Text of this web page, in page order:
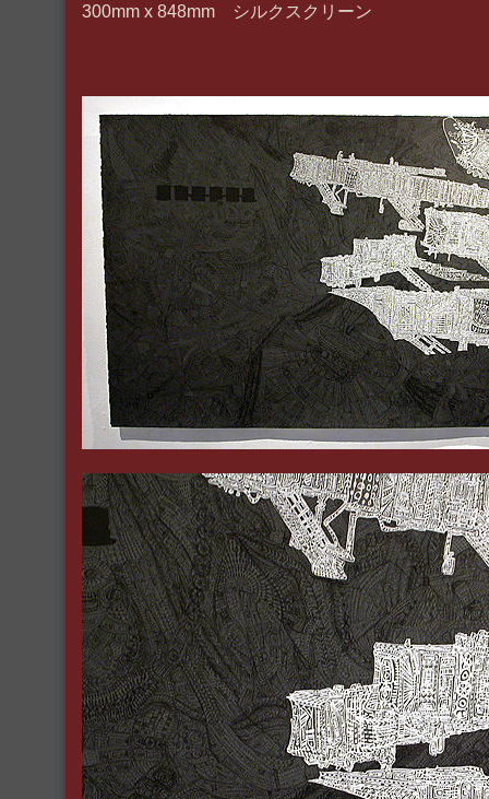
300mm x 848mm シルクスクリーン